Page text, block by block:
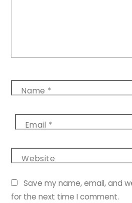
Name *
Email *
Website
Save my name, email, and
for the next time I comment.